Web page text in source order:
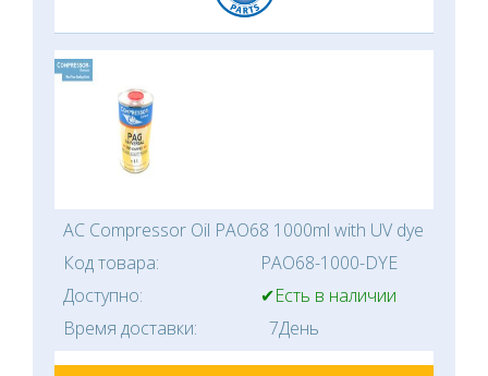
AC Compressor Oil PAO68 1000ml with UV dye
Код товара:
PAO68-1000-DYE
Доступно:
✔Есть в наличии
Время доставки:
7День